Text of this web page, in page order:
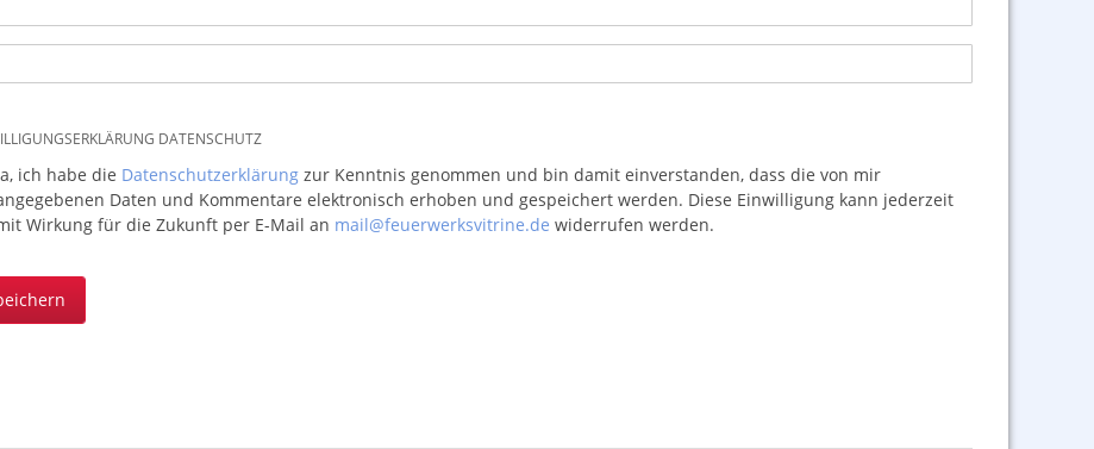
DATENSCHUTZ
ich habe die Datenschutzerklärungzur Kenntnis genommen und bin damit einverstanden, dass die von mir
Daten und Kommentare elektronisch erhoben und gespeichert werden. Diese Einwilligung kann jederzeit
Wirkung für die Zukunft per E-Mail an mail@feuerwerksvitrine.de widerrufen werden.